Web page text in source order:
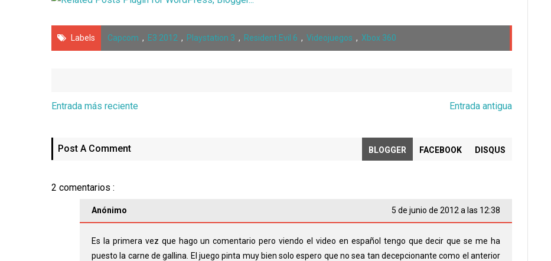
Labels Capcom , E3 2012 , Playstation 3 , Resident Evil 6 , Videojuegos , Xbox 360
Entrada más reciente Entrada antigua
Post A Comment BLOGGER FACEBOOK DISQUS
2 comentarios :
Anónimo 5 de junio de 2012 a las 12:38
Es la primera vez que hago un comentario pero viendo el video en español tengo que decir que se me ha
puesto la carne de gallina. El juego pinta muy bien solo espero que no sea tan decepcionante como el anterior